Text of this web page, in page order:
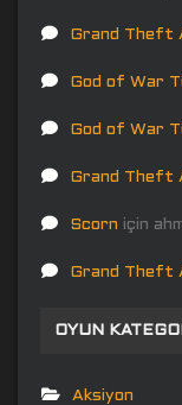
Grand Theft
God of War
God of War
Grand Theft
Scorn için
Grand Theft
OYUN
Aksiyon